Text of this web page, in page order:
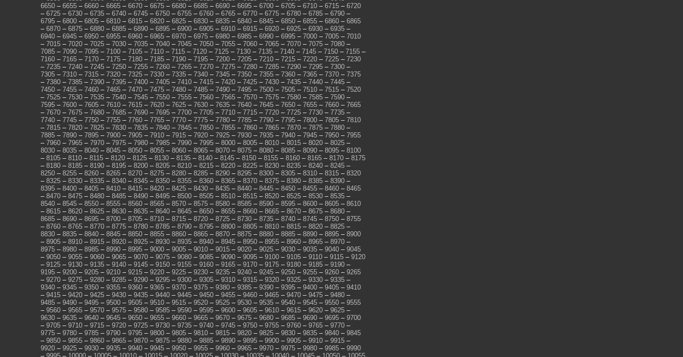
6650 – 6655 – 6660 – 6665 – 6670 – 6675 – 6680 – 6685 – 6690 – 6695 – 6700 – 6705 – 6710 – 6715 – 6720
– 6725 – 6730 – 6735 – 6740 – 6745 – 6750 – 6755 – 6760 – 6765 – 6770 – 6775 – 6780 – 6785 – 6790 –
6795 – 6800 – 6805 – 6810 – 6815 – 6820 – 6825 – 6830 – 6835 – 6840 – 6845 – 6850 – 6855 – 6860 – 6865
– 6870 – 6875 – 6880 – 6885 – 6890 – 6895 – 6900 – 6905 – 6910 – 6915 – 6920 – 6925 – 6930 – 6935 –
6940 – 6945 – 6950 – 6955 – 6960 – 6965 – 6970 – 6975 – 6980 – 6985 – 6990 – 6995 – 7000 – 7005 – 7010
– 7015 – 7020 – 7025 – 7030 – 7035 – 7040 – 7045 – 7050 – 7055 – 7060 – 7065 – 7070 – 7075 – 7080 –
7085 – 7090 – 7095 – 7100 – 7105 – 7110 – 7115 – 7120 – 7125 – 7130 – 7135 – 7140 – 7145 – 7150 – 7155 –
7160 – 7165 – 7170 – 7175 – 7180 – 7185 – 7190 – 7195 – 7200 – 7205 – 7210 – 7215 – 7220 – 7225 – 7230
– 7235 – 7240 – 7245 – 7250 – 7255 – 7260 – 7265 – 7270 – 7275 – 7280 – 7285 – 7290 – 7295 – 7300 –
7305 – 7310 – 7315 – 7320 – 7325 – 7330 – 7335 – 7340 – 7345 – 7350 – 7355 – 7360 – 7365 – 7370 – 7375
– 7380 – 7385 – 7390 – 7395 – 7400 – 7405 – 7410 – 7415 – 7420 – 7425 – 7430 – 7435 – 7440 – 7445 –
7450 – 7455 – 7460 – 7465 – 7470 – 7475 – 7480 – 7485 – 7490 – 7495 – 7500 – 7505 – 7510 – 7515 – 7520
– 7525 – 7530 – 7535 – 7540 – 7545 – 7550 – 7555 – 7560 – 7565 – 7570 – 7575 – 7580 – 7585 – 7590 –
7595 – 7600 – 7605 – 7610 – 7615 – 7620 – 7625 – 7630 – 7635 – 7640 – 7645 – 7650 – 7655 – 7660 – 7665
– 7670 – 7675 – 7680 – 7685 – 7690 – 7695 – 7700 – 7705 – 7710 – 7715 – 7720 – 7725 – 7730 – 7735 –
7740 – 7745 – 7750 – 7755 – 7760 – 7765 – 7770 – 7775 – 7780 – 7785 – 7790 – 7795 – 7800 – 7805 – 7810
– 7815 – 7820 – 7825 – 7830 – 7835 – 7840 – 7845 – 7850 – 7855 – 7860 – 7865 – 7870 – 7875 – 7880 –
7885 – 7890 – 7895 – 7900 – 7905 – 7910 – 7915 – 7920 – 7925 – 7930 – 7935 – 7940 – 7945 – 7950 – 7955
– 7960 – 7965 – 7970 – 7975 – 7980 – 7985 – 7990 – 7995 – 8000 – 8005 – 8010 – 8015 – 8020 – 8025 –
8030 – 8035 – 8040 – 8045 – 8050 – 8055 – 8060 – 8065 – 8070 – 8075 – 8080 – 8085 – 8090 – 8095 – 8100
– 8105 – 8110 – 8115 – 8120 – 8125 – 8130 – 8135 – 8140 – 8145 – 8150 – 8155 – 8160 – 8165 – 8170 – 8175
– 8180 – 8185 – 8190 – 8195 – 8200 – 8205 – 8210 – 8215 – 8220 – 8225 – 8230 – 8235 – 8240 – 8245 –
8250 – 8255 – 8260 – 8265 – 8270 – 8275 – 8280 – 8285 – 8290 – 8295 – 8300 – 8305 – 8310 – 8315 – 8320
– 8325 – 8330 – 8335 – 8340 – 8345 – 8350 – 8355 – 8360 – 8365 – 8370 – 8375 – 8380 – 8385 – 8390 –
8395 – 8400 – 8405 – 8410 – 8415 – 8420 – 8425 – 8430 – 8435 – 8440 – 8445 – 8450 – 8455 – 8460 – 8465
– 8470 – 8475 – 8480 – 8485 – 8490 – 8495 – 8500 – 8505 – 8510 – 8515 – 8520 – 8525 – 8530 – 8535 –
8540 – 8545 – 8550 – 8555 – 8560 – 8565 – 8570 – 8575 – 8580 – 8585 – 8590 – 8595 – 8600 – 8605 – 8610
– 8615 – 8620 – 8625 – 8630 – 8635 – 8640 – 8645 – 8650 – 8655 – 8660 – 8665 – 8670 – 8675 – 8680 –
8685 – 8690 – 8695 – 8700 – 8705 – 8710 – 8715 – 8720 – 8725 – 8730 – 8735 – 8740 – 8745 – 8750 – 8755
– 8760 – 8765 – 8770 – 8775 – 8780 – 8785 – 8790 – 8795 – 8800 – 8805 – 8810 – 8815 – 8820 – 8825 –
8830 – 8835 – 8840 – 8845 – 8850 – 8855 – 8860 – 8865 – 8870 – 8875 – 8880 – 8885 – 8890 – 8895 – 8900
– 8905 – 8910 – 8915 – 8920 – 8925 – 8930 – 8935 – 8940 – 8945 – 8950 – 8955 – 8960 – 8965 – 8970 –
8975 – 8980 – 8985 – 8990 – 8995 – 9000 – 9005 – 9010 – 9015 – 9020 – 9025 – 9030 – 9035 – 9040 – 9045
– 9050 – 9055 – 9060 – 9065 – 9070 – 9075 – 9080 – 9085 – 9090 – 9095 – 9100 – 9105 – 9110 – 9115 – 9120
– 9125 – 9130 – 9135 – 9140 – 9145 – 9150 – 9155 – 9160 – 9165 – 9170 – 9175 – 9180 – 9185 – 9190 –
9195 – 9200 – 9205 – 9210 – 9215 – 9220 – 9225 – 9230 – 9235 – 9240 – 9245 – 9250 – 9255 – 9260 – 9265
– 9270 – 9275 – 9280 – 9285 – 9290 – 9295 – 9300 – 9305 – 9310 – 9315 – 9320 – 9325 – 9330 – 9335 –
9340 – 9345 – 9350 – 9355 – 9360 – 9365 – 9370 – 9375 – 9380 – 9385 – 9390 – 9395 – 9400 – 9405 – 9410
– 9415 – 9420 – 9425 – 9430 – 9435 – 9440 – 9445 – 9450 – 9455 – 9460 – 9465 – 9470 – 9475 – 9480 –
9485 – 9490 – 9495 – 9500 – 9505 – 9510 – 9515 – 9520 – 9525 – 9530 – 9535 – 9540 – 9545 – 9550 – 9555
– 9560 – 9565 – 9570 – 9575 – 9580 – 9585 – 9590 – 9595 – 9600 – 9605 – 9610 – 9615 – 9620 – 9625 –
9630 – 9635 – 9640 – 9645 – 9650 – 9655 – 9660 – 9665 – 9670 – 9675 – 9680 – 9685 – 9690 – 9695 – 9700
– 9705 – 9710 – 9715 – 9720 – 9725 – 9730 – 9735 – 9740 – 9745 – 9750 – 9755 – 9760 – 9765 – 9770 –
9775 – 9780 – 9785 – 9790 – 9795 – 9800 – 9805 – 9810 – 9815 – 9820 – 9825 – 9830 – 9835 – 9840 – 9845
– 9850 – 9855 – 9860 – 9865 – 9870 – 9875 – 9880 – 9885 – 9890 – 9895 – 9900 – 9905 – 9910 – 9915 –
9920 – 9925 – 9930 – 9935 – 9940 – 9945 – 9950 – 9955 – 9960 – 9965 – 9970 – 9975 – 9980 – 9985 – 9990